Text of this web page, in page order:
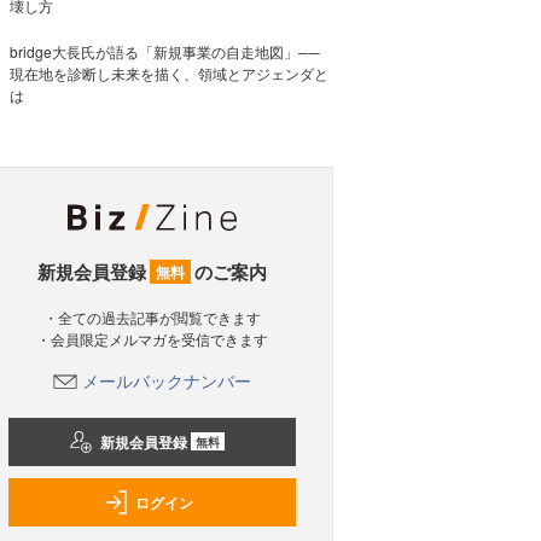
壊し方
bridge大長氏が語る「新規事業の自走地図」──
現在地を診断し未来を描く、領域とアジェンダと
は
新規会員登録 無料 のご案内
・全ての過去記事が閲覧できます
・会員限定メルマガを受信できます
メールバックナンバー
新規会員登録 無料
ログイン